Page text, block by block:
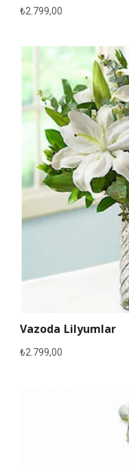
₺2.799,00
Vazoda Lilyumlar
₺2.799,00